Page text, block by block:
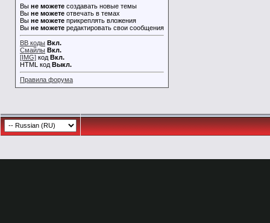
Вы не можете создавать новые темы
Вы не можете отвечать в темах
Вы не можете прикреплять вложения
Вы не можете редактировать свои сообщения
BB коды Вкл.
Смайлы Вкл.
[IMG] код Вкл.
HTML код Выкл.
Правила форума